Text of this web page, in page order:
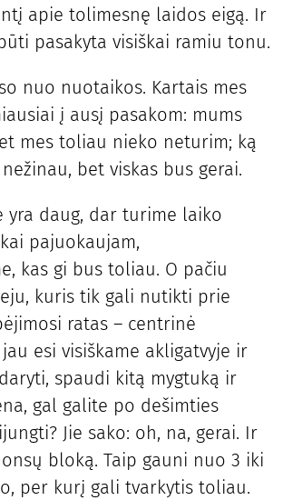
apie tolimesnę laidos eigą. Ir
pasakyta visiškai ramiu tonu.
nuo nuotaikos. Kartais mes
į ausį pasakom: mums
mes toliau nieko neturim; ką
bet viskas bus gerai.
yra daug, dar turime laiko
pajuokaujam,
kas gi bus toliau. O pačiu
kuris tik gali nutikti prie
ratas – centrinė
esi visiškame akligatvyje ir
spaudi kitą mygtuką ir
gal galite po dešimties
Jie sako: oh, na, gerai. Ir
bloką. Taip gauni nuo 3 iki
per kurį gali tvarkytis toliau.